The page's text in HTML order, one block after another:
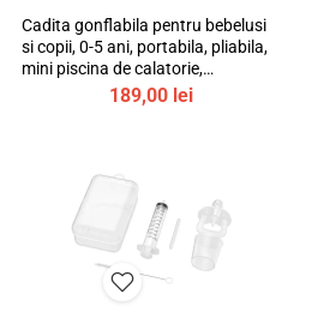
Cadita gonflabila pentru bebelusi
si copii, 0-5 ani, portabila, pliabila,
mini piscina de calatorie,
bebeLOGIC™189,00 lei